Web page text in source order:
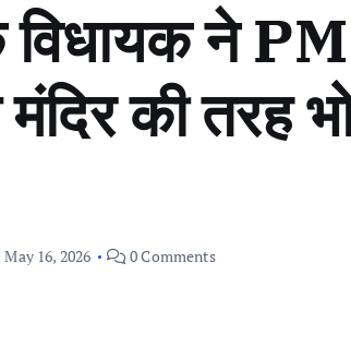
विधायक ने
की तरह
May 16, 2026 0 Comments